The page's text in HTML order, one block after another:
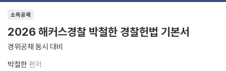
소득공제
2026 해커스경찰 박철한 경찰헌법 기본서
경위공채 동시 대비
박철한 편저